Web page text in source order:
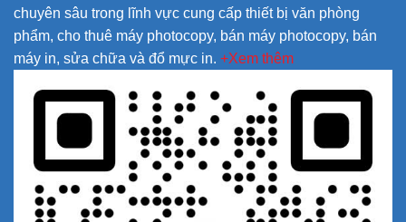
chuyên sâu trong lĩnh vực cung cấp thiết bị văn phòng
phẩm, cho thuê máy photocopy, bán máy photocopy, bán
máy in, sửa chữa và đổ mực in. +Xem thêm